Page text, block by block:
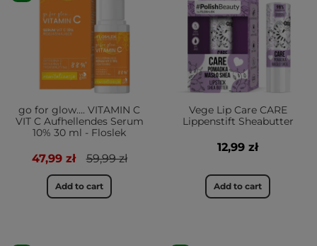
go for glow…. VITAMIN C
VIT C Aufhellendes Serum
10% 30 ml - Floslek
47,99 zł 59,99 zł
Add to cart
Vege Lip Care CARE
Lippenstift Sheabutter
12,99 zł
Add to cart